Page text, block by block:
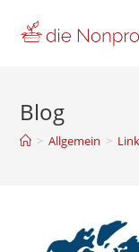
Inhalt
Blog
> Allgemein >